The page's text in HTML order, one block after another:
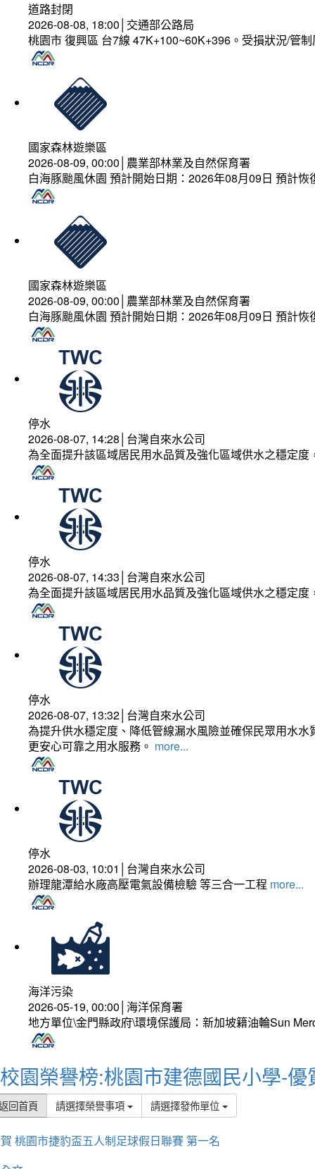
道路封閉
2026-08-08, 18:00│交通部公路局
桃園市 復興區 台7線 47K+100~60K+396。受損狀況/管
國家森林遊樂區
2026-08-09, 00:00│農業部林業及自然保育署
白海豚颱風休園 預計開始日期：2026年08月09日 預計
國家森林遊樂區
2026-08-09, 00:00│農業部林業及自然保育署
白海豚颱風休園 預計開始日期：2026年08月09日 預計
停水
2026-08-07, 14:28│台灣自來水公司
為全面提升該區域居民用水品質及強化區域供水之穩定
停水
2026-08-07, 14:33│台灣自來水公司
為全面提升該區域居民用水品質及強化區域供水之穩定
停水
2026-08-07, 13:32│台灣自來水公司
為提升供水穩定度、降低管線漏水風險並確保民眾用水
更安心可靠之用水服務。 more...
停水
2026-08-03, 10:01│台灣自來水公司
辦理龍潭給水廠高壓電氣設備檢驗 等三合一工程 more...
海洋污染
2026-05-19, 00:00│海洋保育署
地方單位\金門縣政府\環境保護局：新加坡籍油輪Sun
校園榮譽榜:桃園市建德國民小學-優
回首頁 請選擇榮譽事項 請選擇發佈單位
桃園市捷豹盃五人制足球假日聯賽 第一名